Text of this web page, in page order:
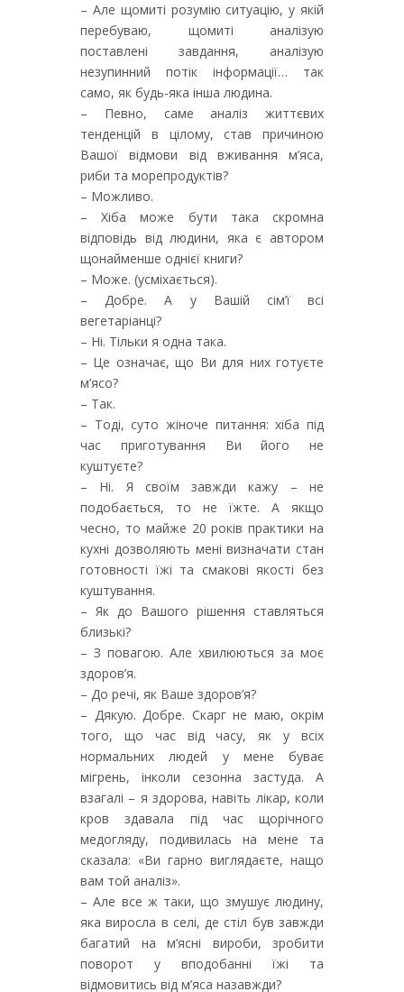
– Але щомиті розумію ситуацію, у якій
перебуваю, щомиті аналізую
поставлені завдання, аналізую
незупинний потік інформації… так
само, як будь-яка інша людина.
– Певно, саме аналіз життєвих
тенденцій в цілому, став причиною
Вашої відмови від вживання м’яса,
риби та морепродуктів?
– Можливо.
– Хіба може бути така скромна
відповідь від людини, яка є автором
щонайменше однієї книги?
– Може. (усміхається).
– Добре. А у Вашій сім’ї всі
вегетаріанці?
– Ні. Тільки я одна така.
– Це означає, що Ви для них готуєте
м’ясо?
– Так.
– Тоді, суто жіноче питання: хіба під
час приготування Ви його не
куштуєте?
– Ні. Я своїм завжди кажу – не
подобається, то не їжте. А якщо
чесно, то майже 20 років практики на
кухні дозволяють мені визначати стан
готовності їжі та смакові якості без
куштування.
– Як до Вашого рішення ставляться
близькі?
– З повагою. Але хвилюються за моє
здоров’я.
– До речі, як Ваше здоров’я?
– Дякую. Добре. Скарг не маю, окрім
того, що час від часу, як у всіх
нормальних людей у мене буває
мігрень, інколи сезонна застуда. А
взагалі – я здорова, навіть лікар, коли
кров здавала під час щорічного
медогляду, подивилась на мене та
сказала: «Ви гарно виглядаєте, нащо
вам той аналіз».
– Але все ж таки, що змушує людину,
яка виросла в селі, де стіл був завжди
багатий на м’ясні вироби, зробити
поворот у вподобанні їжі та
відмовитись від м’яса назавжди?